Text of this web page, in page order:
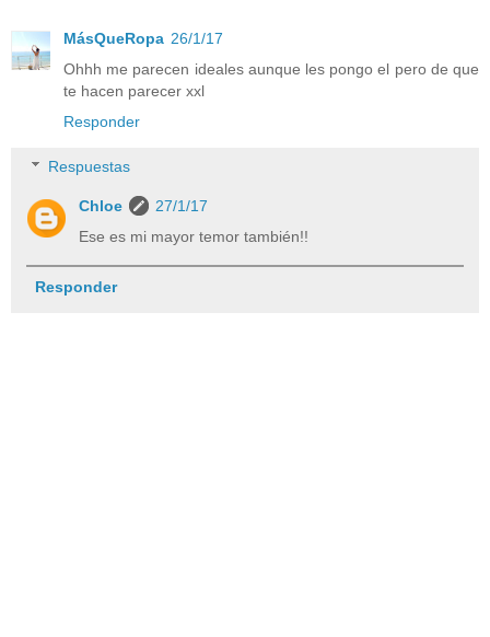
MásQueRopa 26/1/17
Ohhh me parecen ideales aunque les pongo el pero de que
te hacen parecer xxl
Responder
Respuestas
Chloe
27/1/17
Ese es mi mayor temor también!!
Responder